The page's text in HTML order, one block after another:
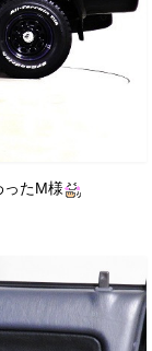
ったM様